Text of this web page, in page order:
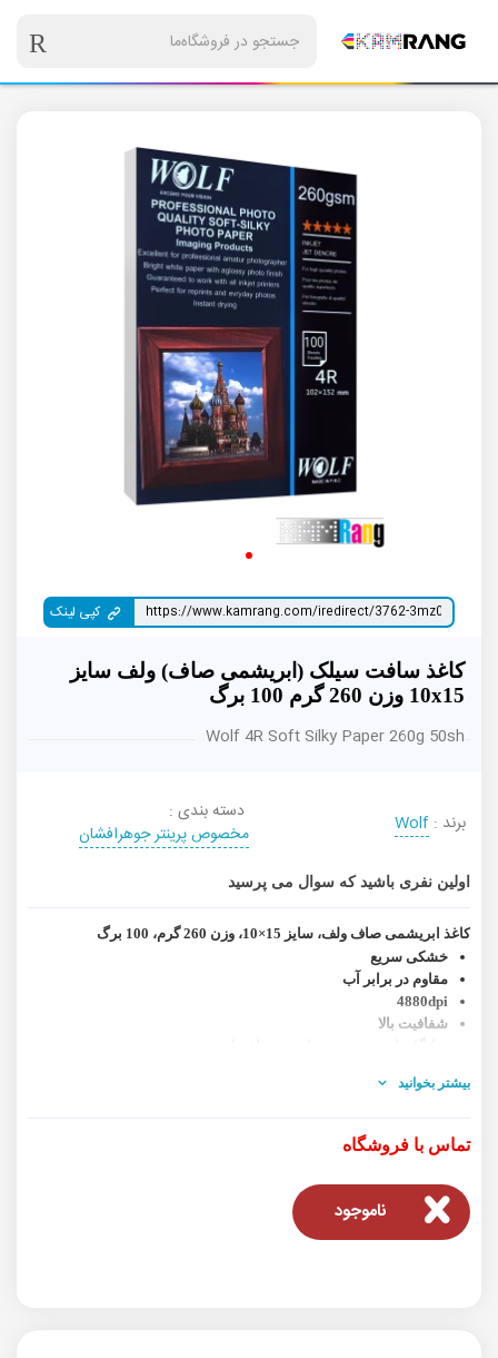
کپی لینک
کاغذ سافت سیلک (ابریشمی صاف) ولف سایز
10x15 وزن 260 گرم 100 برگ
Wolf 4R Soft Silky Paper 260g 50sh
برند : Wolf
دسته بندی :
مخصوص پرینتر جوهرافشان
اولین نفری باشید که سوال می پرسید
کاغذ ابریشمی صاف ولف، سایز 15×10، وزن 260 گرم، 100 برگ
خشکی سریع
مقاوم در برابر آب
4880dpi
شفافیت بالا
بیشتر بخوانید
تماس با فروشگاه
ناموجود